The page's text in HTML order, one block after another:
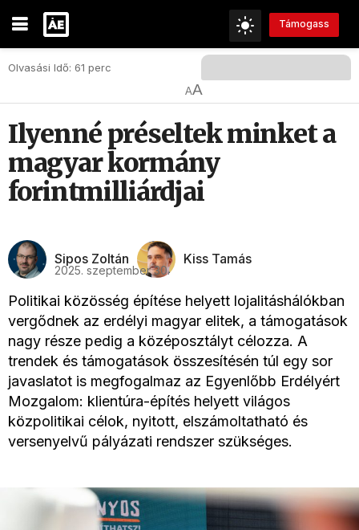
Támogass
Olvasási Idő: 61 perc
AA
Ilyenné préseltek minket a
magyar kormány
forintmilliárdjai
Sipos Zoltán Kiss Tamás
2025. szeptember 30.
Politikai közösség építése helyett lojalitáshálókban
vergődnek az erdélyi magyar elitek, a támogatások
nagy része pedig a középosztályt célozza. A
trendek és támogatások összesítésén túl egy sor
javaslatot is megfogalmaz az Egyenlőbb Erdélyért
Mozgalom: klientúra-építés helyett világos
közpolitikai célok, nyitott, elszámoltatható és
versenyelvű pályázati rendszer szükséges.